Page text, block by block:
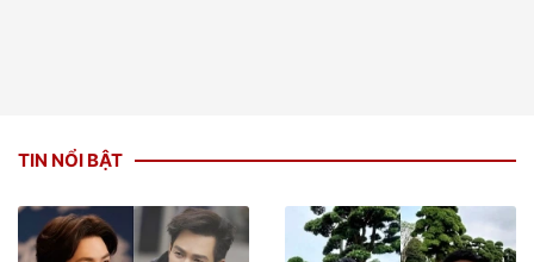
TIN NỔI BẬT